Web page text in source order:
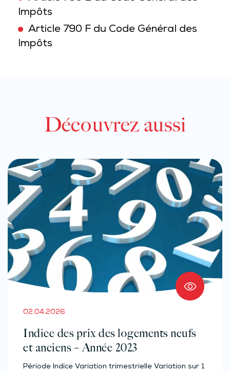
Impôts
Article 790 F du Code Général des
Impôts
Découvrez aussi
02.04.2026
Indice des prix des logements neufs
et anciens – Année 2023
Période Indice Variation trimestrielle Variation sur 1